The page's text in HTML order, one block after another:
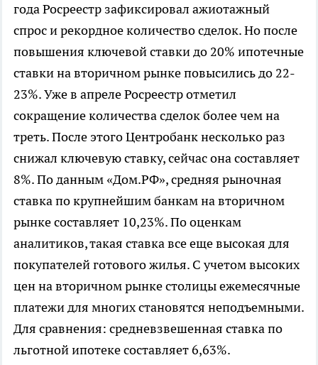
года Росреестр зафиксировал ажиотажный
спрос и рекордное количество сделок. Но после
повышения ключевой ставки до 20% ипотечные
ставки на вторичном рынке повысились до 22-
23%. Уже в апреле Росреестр отметил
сокращение количества сделок более чем на
треть. После этого Центробанк несколько раз
снижал ключевую ставку, сейчас она составляет
8%. По данным «Дом.РФ», средняя рыночная
ставка по крупнейшим банкам на вторичном
рынке составляет 10,23%. По оценкам
аналитиков, такая ставка все еще высокая для
покупателей готового жилья. С учетом высоких
цен на вторичном рынке столицы ежемесячные
платежи для многих становятся неподъемными.
Для сравнения: средневзвешенная ставка по
льготной ипотеке составляет 6,63%.